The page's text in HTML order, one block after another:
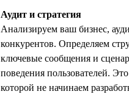
Аудит и стратегия
Анализируем ваш бизнес,
конкурентов. Определяем
ключевые сообщения и
поведения пользователей.
которой не начинаем